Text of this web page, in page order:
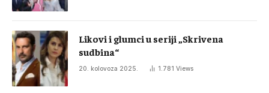
Likovi i glumci u seriji „Skrivena
sudbina“
20. kolovoza 2025. 1.781 Views